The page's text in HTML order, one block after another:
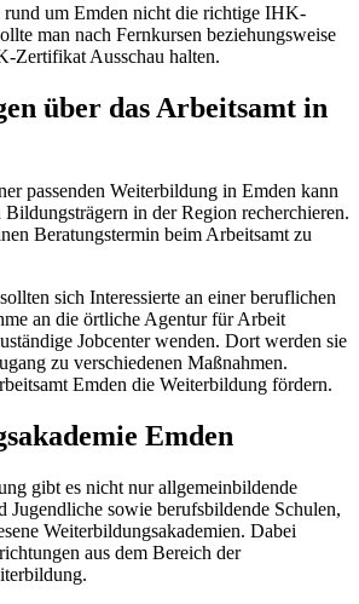
rund um Emden nicht die richtige IHK-
man nach Fernkursen beziehungsweise
Zertifikat Ausschau halten.
über das Arbeitsamt in
passenden Weiterbildung in Emden kann
Bildungsträgern in der Region recherchieren.
Beratungstermin beim Arbeitsamt zu
sich Interessierte an einer beruflichen
an die örtliche Agentur für Arbeit
Jobcenter wenden. Dort werden sie
zu verschiedenen Maßnahmen.
Emden die Weiterbildung fördern.
Emden
gibt es nicht nur allgemeinbildende
Jugendliche sowie berufsbildende Schulen,
Weiterbildungsakademien. Dabei
aus dem Bereich der